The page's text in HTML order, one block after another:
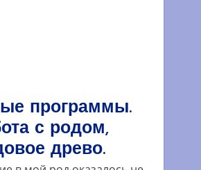
программы.
с родом,
древо.